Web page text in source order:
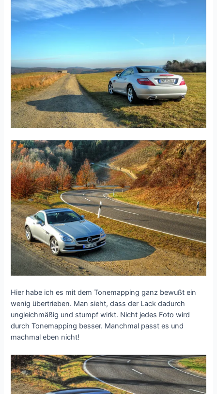
Hier habe ich es mit dem Tonemapping ganz bewußt ein
wenig übertrieben. Man sieht, dass der Lack dadurch
ungleichmäßig und stumpf wirkt. Nicht jedes Foto wird
durch Tonemapping besser. Manchmal passt es und
machmal eben nicht!